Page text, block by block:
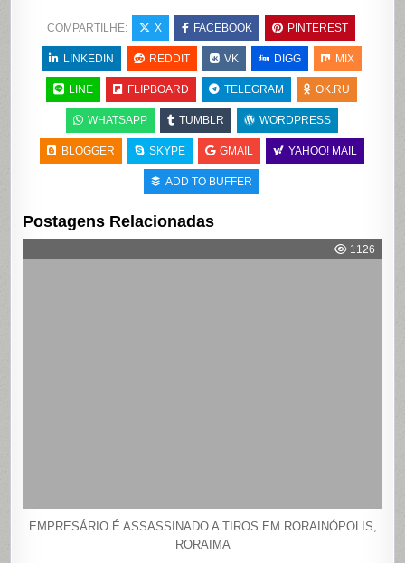
COMPARTILHE: X FACEBOOK PINTEREST
LINKEDIN REDDIT VK DIGG MIX
LINE FLIPBOARD TELEGRAM OK.RU
WHATSAPP TUMBLR WORDPRESS
BLOGGER SKYPE GMAIL YAHOO! MAIL
ADD TO BUFFER
Postagens Relacionadas
1126
EMPRESÁRIO É ASSASSINADO A TIROS EM RORAINÓPOLIS,
RORAIMA